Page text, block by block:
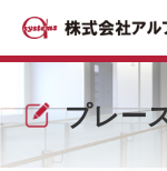
プレー